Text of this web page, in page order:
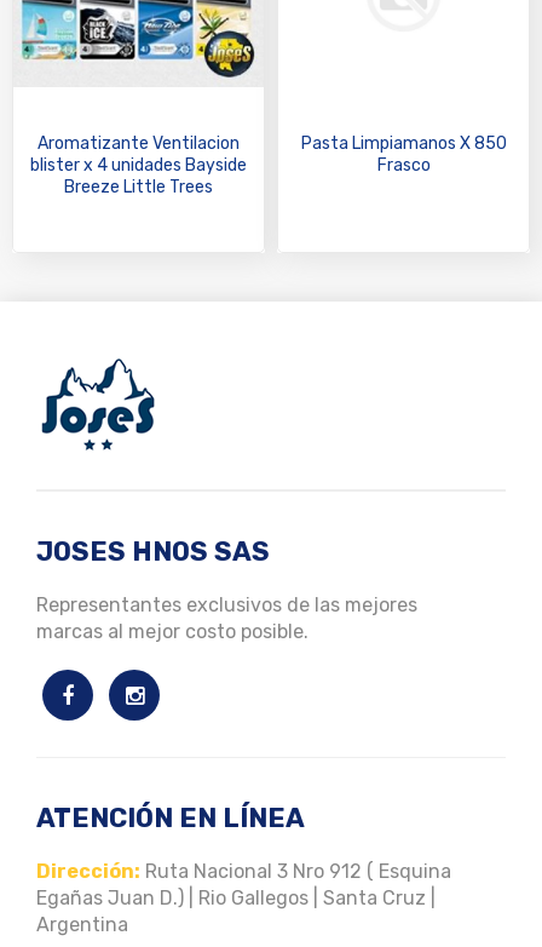
Aromatizante Ventilacion
blister x 4 unidades Bayside
Breeze Little Trees
Pasta Limpiamanos X 850
Frasco
JOSES HNOS SAS
Representantes exclusivos de las mejores
marcas al mejor costo posible.
ATENCIÓN EN LÍNEA
Dirección: Ruta Nacional 3 Nro 912 ( Esquina
Egañas Juan D.) | Rio Gallegos | Santa Cruz |
Argentina